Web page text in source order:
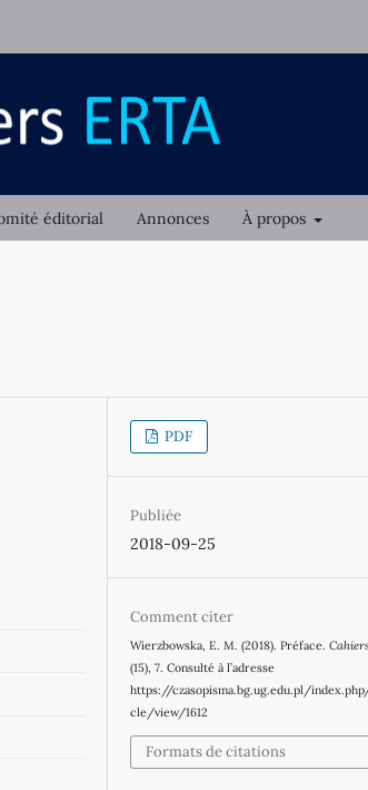
éditorial Annonces À propos
PDF
Publiée
2018-09-25
Comment citer
Wierzbowska, E. M. (2018). Préface.
(15), 7. Consulté à l’adresse
https://czasopisma.bg.ug.edu.pl/
cle/view/1612
Formats de citations